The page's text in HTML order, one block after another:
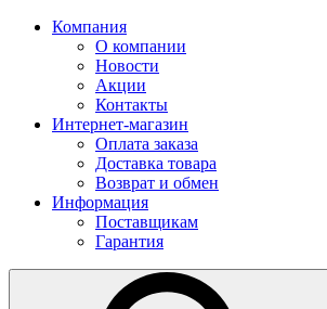
Компания
О компании
Новости
Акции
Контакты
Интернет-магазин
Оплата заказа
Доставка товара
Возврат и обмен
Информация
Поставщикам
Гарантия